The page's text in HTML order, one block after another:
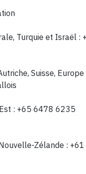
Turquie et Israël :
Suisse,
: +65 6478 6235
Zélande :